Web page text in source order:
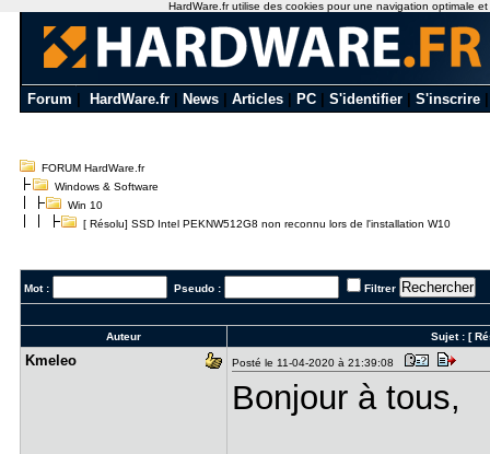
Forum HardWare.fr News Articles PC S'identifier S'inscrire
FORUM HardWare.fr
Windows & Software
Win 10
[ Résolu] SSD Intel PEKNW512G8 non reconnu lors de l'installation W10
Mot : Pseudo : Filtrer
Auteur Sujet : [
Kmeleo Posté le 11-04-2020 à 21:39:08
Bonjour à tous,
HardWare.fr utilise des cookies pour une navigation optimale